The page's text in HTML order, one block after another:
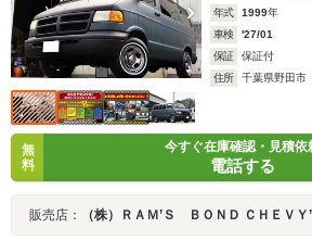
年式 1999年
車検
'27/01
保証
保証付
住所
千葉県野田市
無
料
今すぐ在庫確認・見積依
電話する
販売店： （株）ＲＡＭ’Ｓ ＢＯＮＤ ＣＨＥＶＹ’Ｓ ＷＯＲＫＳラム